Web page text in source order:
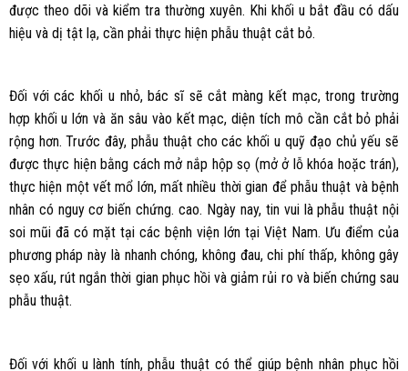
được theo dõi và kiểm tra thường xuyên. Khi khối u bắt đầu có dấu
hiệu và dị tật lạ, cần phải thực hiện phẫu thuật cắt bỏ.
Đối với các khối u nhỏ, bác sĩ sẽ cắt màng kết mạc, trong trường
hợp khối u lớn và ăn sâu vào kết mạc, diện tích mô cần cắt bỏ phải
rộng hơn. Trước đây, phẫu thuật cho các khối u quỹ đạo chủ yếu sẽ
được thực hiện bằng cách mở nắp hộp sọ (mở ở lỗ khóa hoặc trán),
thực hiện một vết mổ lớn, mất nhiều thời gian để phẫu thuật và bệnh
nhân có nguy cơ biến chứng. cao. Ngày nay, tin vui là phẫu thuật nội
soi mũi đã có mặt tại các bệnh viện lớn tại Việt Nam. Ưu điểm của
phương pháp này là nhanh chóng, không đau, chi phí thấp, không gây
sẹo xấu, rút ngắn thời gian phục hồi và giảm rủi ro và biến chứng sau
phẫu thuật.
Đối với khối u lành tính, phẫu thuật có thể giúp bệnh nhân phục hồi